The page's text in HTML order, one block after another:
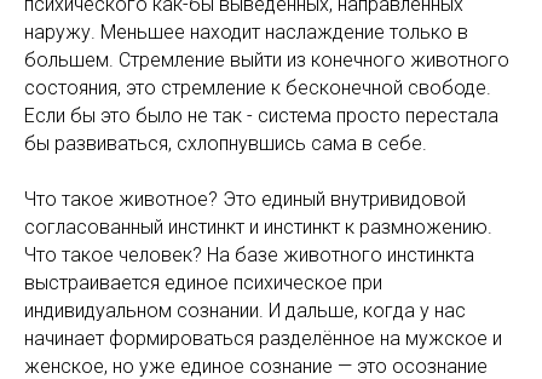
наружу. Меньшее находит наслаждение только в
большем. Стремление выйти из конечного животного
состояния, это стремление к бесконечной свободе.
Если бы это было не так - система просто перестала
бы развиваться, схлопнувшись сама в себе.
Что такое животное? Это единый внутривидовой
согласованный инстинкт и инстинкт к размножению.
Что такое человек? На базе животного инстинкта
выстраивается единое психическое при
индивидуальном сознании. И дальше, когда у нас
начинает формироваться разделённое на мужское и
женское, но уже единое сознание — это осознание